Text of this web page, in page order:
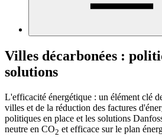
Villes décarbonées :
solutions
L'efficacité énergétique : un élément clé
villes et de la réduction des factures
politiques en place et les solutions
neutre en CO2 et efficace sur le plan